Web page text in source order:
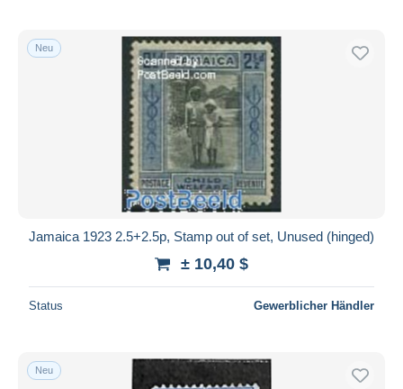
Neu
Jamaica 1923 2.5+2.5p, Stamp out of set, Unused (hinged)
± 10,40 $
Status Gewerblicher Händler
Neu